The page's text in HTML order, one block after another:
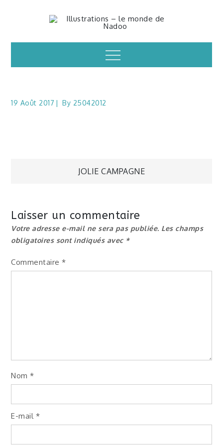
Illustrations – le
monde de Nadoo
Menu
19 Août 2017 By 25042012
Navigation
de
l’article
JOLIE CAMPAGNE
Laisser un commentaire
Votre adresse e-mail ne sera pas publiée. Les champs
obligatoires sont indiqués avec *
Commentaire*
Nom*
E-mail *